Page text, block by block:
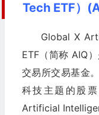
Tech ETF）
Global X
ETF（简称 AIQ
交易所交易基金
科技主题的股
Artificial